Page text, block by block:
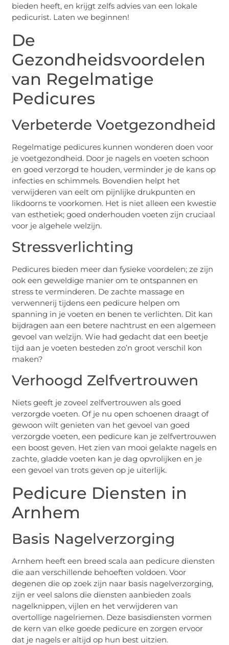
bieden heeft, en krijgt zelfs advies van een lokale
pedicurist. Laten we beginnen!
De
Gezondheidsvoordelen
van Regelmatige
Pedicures
Verbeterde Voetgezondheid
Regelmatige pedicures kunnen wonderen doen voor
je voetgezondheid. Door je nagels en voeten schoon
en goed verzorgd te houden, verminder je de kans op
infecties en schimmels. Bovendien helpt het
verwijderen van eelt om pijnlijke drukpunten en
likdoorns te voorkomen. Het is niet alleen een kwestie
van esthetiek; goed onderhouden voeten zijn cruciaal
voor je algehele welzijn.
Stressverlichting
Pedicures bieden meer dan fysieke voordelen; ze zijn
ook een geweldige manier om te ontspannen en
stress te verminderen. De zachte massage en
verwennerij tijdens een pedicure helpen om
spanning in je voeten en benen te verlichten. Dit kan
bijdragen aan een betere nachtrust en een algemeen
gevoel van welzijn. Wie had gedacht dat een beetje
tijd aan je voeten besteden zo’n groot verschil kon
maken?
Verhoogd Zelfvertrouwen
Niets geeft je zoveel zelfvertrouwen als goed
verzorgde voeten. Of je nu open schoenen draagt of
gewoon wilt genieten van het gevoel van goed
verzorgde voeten, een pedicure kan je zelfvertrouwen
een boost geven. Het zien van mooi gelakte nagels en
zachte, gladde voeten kan je dag opvrolijken en je
een gevoel van trots geven op je uiterlijk.
Pedicure Diensten in
Arnhem
Basis Nagelverzorging
Arnhem heeft een breed scala aan pedicure diensten
die aan verschillende behoeften voldoen. Voor
degenen die op zoek zijn naar basis nagelverzorging,
zijn er veel salons die diensten aanbieden zoals
nagelknippen, vijlen en het verwijderen van
overtollige nagelriemen. Deze basisdiensten vormen
de kern van elke goede pedicure en zorgen ervoor
dat je nagels er altijd op hun best uitzien.